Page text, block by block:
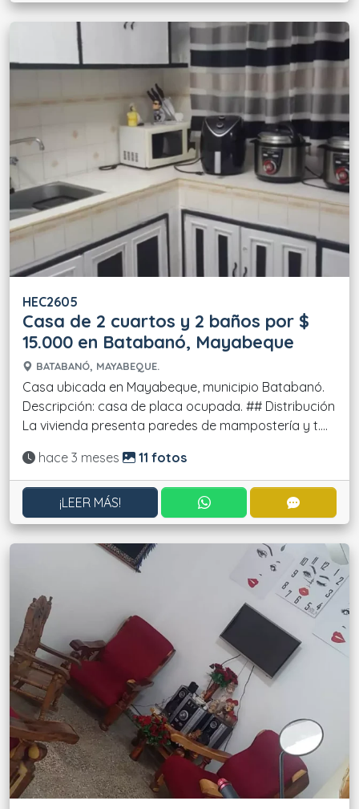
HEC2605
Casa de 2 cuartos y 2 baños por $
15.000 en Batabanó, Mayabeque
BATABANÓ, MAYABEQUE.
Casa ubicada en Mayabeque, municipio Batabanó.
Descripción: casa de placa ocupada. ## Distribución
La vivienda presenta paredes de mampostería y t....
Actualizado:
hace 3 meses 11 fotos
¡LEER MÁS! CONTACTAR POR